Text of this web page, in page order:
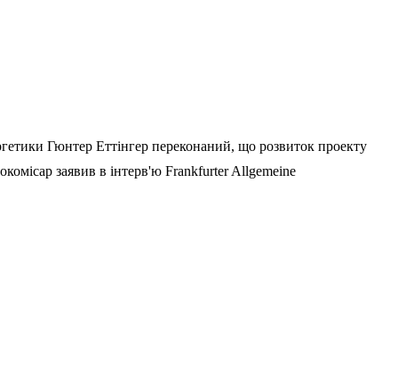
Гюнтер Еттінгер переконаний, що розвиток проекту
заявив в інтерв'ю Frankfurter Allgemeine